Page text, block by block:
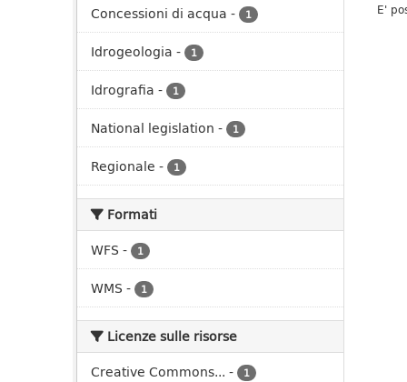
Concessioni di acqua - 1
Idrogeologia - 1
Idrografia - 1
National legislation - 1
Regionale - 1
Formati
WFS - 1
WMS - 1
Licenze sulle risorse
Creative Commons... - 1
E'